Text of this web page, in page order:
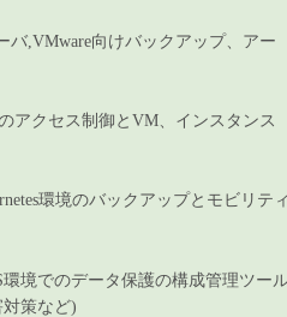
バ,VMware向けバックアップ、アー
アクセス制御とVM、インスタンス
環境のバックアップとモビリテ
環境でのデータ保護の構成管理ツー
策など)